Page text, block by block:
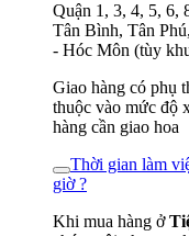
Quận 1, 3, 4, 5, 6,
Tân Bình, Tân
- Hóc Môn (tùy
Giao hàng có phụ
thuộc vào mức độ
hàng cần giao hoa
Thời gian làm
giờ ?
Khi mua hàng ở